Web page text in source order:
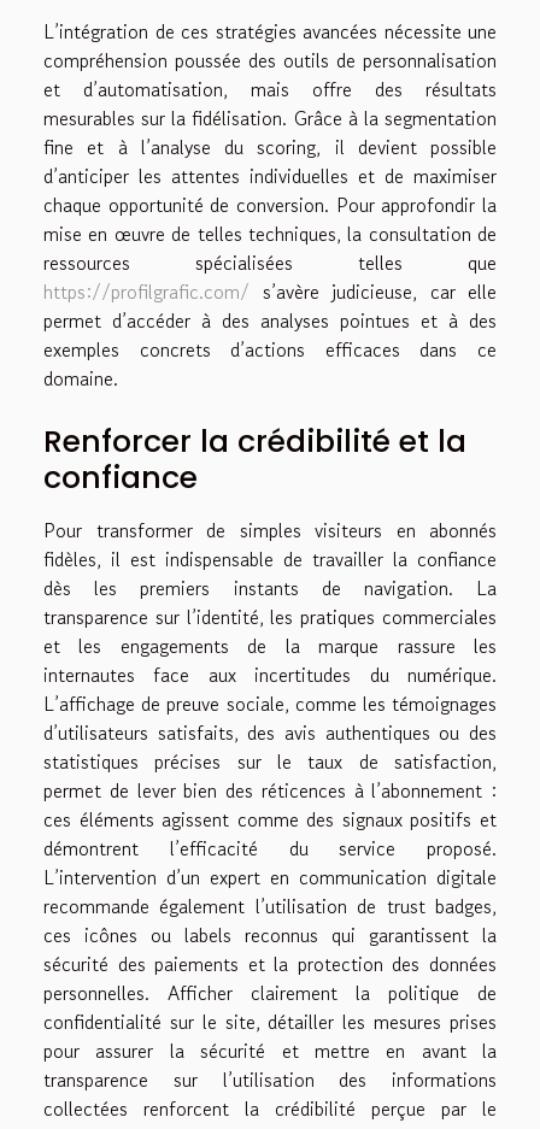
L’intégration de ces stratégies avancées nécessite une
compréhension poussée des outils de personnalisation
et d’automatisation, mais offre des résultats
mesurables sur la fidélisation. Grâce à la segmentation
fine et à l’analyse du scoring, il devient possible
d’anticiper les attentes individuelles et de maximiser
chaque opportunité de conversion. Pour approfondir la
mise en œuvre de telles techniques, la consultation de
ressources spécialisées telles que
https://profilgrafic.com/ s’avère judicieuse, car elle
permet d’accéder à des analyses pointues et à des
exemples concrets d’actions efficaces dans ce
domaine.
Renforcer la crédibilité et la
confiance
Pour transformer de simples visiteurs en abonnés
fidèles, il est indispensable de travailler la confiance
dès les premiers instants de navigation. La
transparence sur l’identité, les pratiques commerciales
et les engagements de la marque rassure les
internautes face aux incertitudes du numérique.
L’affichage de preuve sociale, comme les témoignages
d’utilisateurs satisfaits, des avis authentiques ou des
statistiques précises sur le taux de satisfaction,
permet de lever bien des réticences à l’abonnement :
ces éléments agissent comme des signaux positifs et
démontrent l’efficacité du service proposé.
L’intervention d’un expert en communication digitale
recommande également l’utilisation de trust badges,
ces icônes ou labels reconnus qui garantissent la
sécurité des paiements et la protection des données
personnelles. Afficher clairement la politique de
confidentialité sur le site, détailler les mesures prises
pour assurer la sécurité et mettre en avant la
transparence sur l’utilisation des informations
collectées renforcent la crédibilité perçue par le